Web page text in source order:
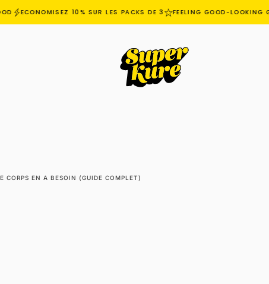
ECONOMISEZ 10% SUR LES PACKS DE 3 FEELING GOOD-LOOKING
CORPS EN A BESOIN (GUIDE COMPLET)